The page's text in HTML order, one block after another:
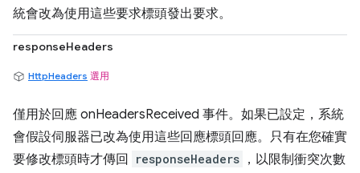
統會改為使用這些要求標頭發出要求。
responseHeaders
HttpHeaders 選用
僅用於回應 onHeadersReceived 事件。如果已設定，系統
會假設伺服器已改為使用這些回應標頭回應。只有在您確實
要修改標頭時才傳回
responseHeaders ，以限制衝突次數